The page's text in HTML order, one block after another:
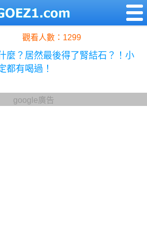
觀看人數：1299
麼？居然最後得了腎結石？！小
都有喝過！
google廣告